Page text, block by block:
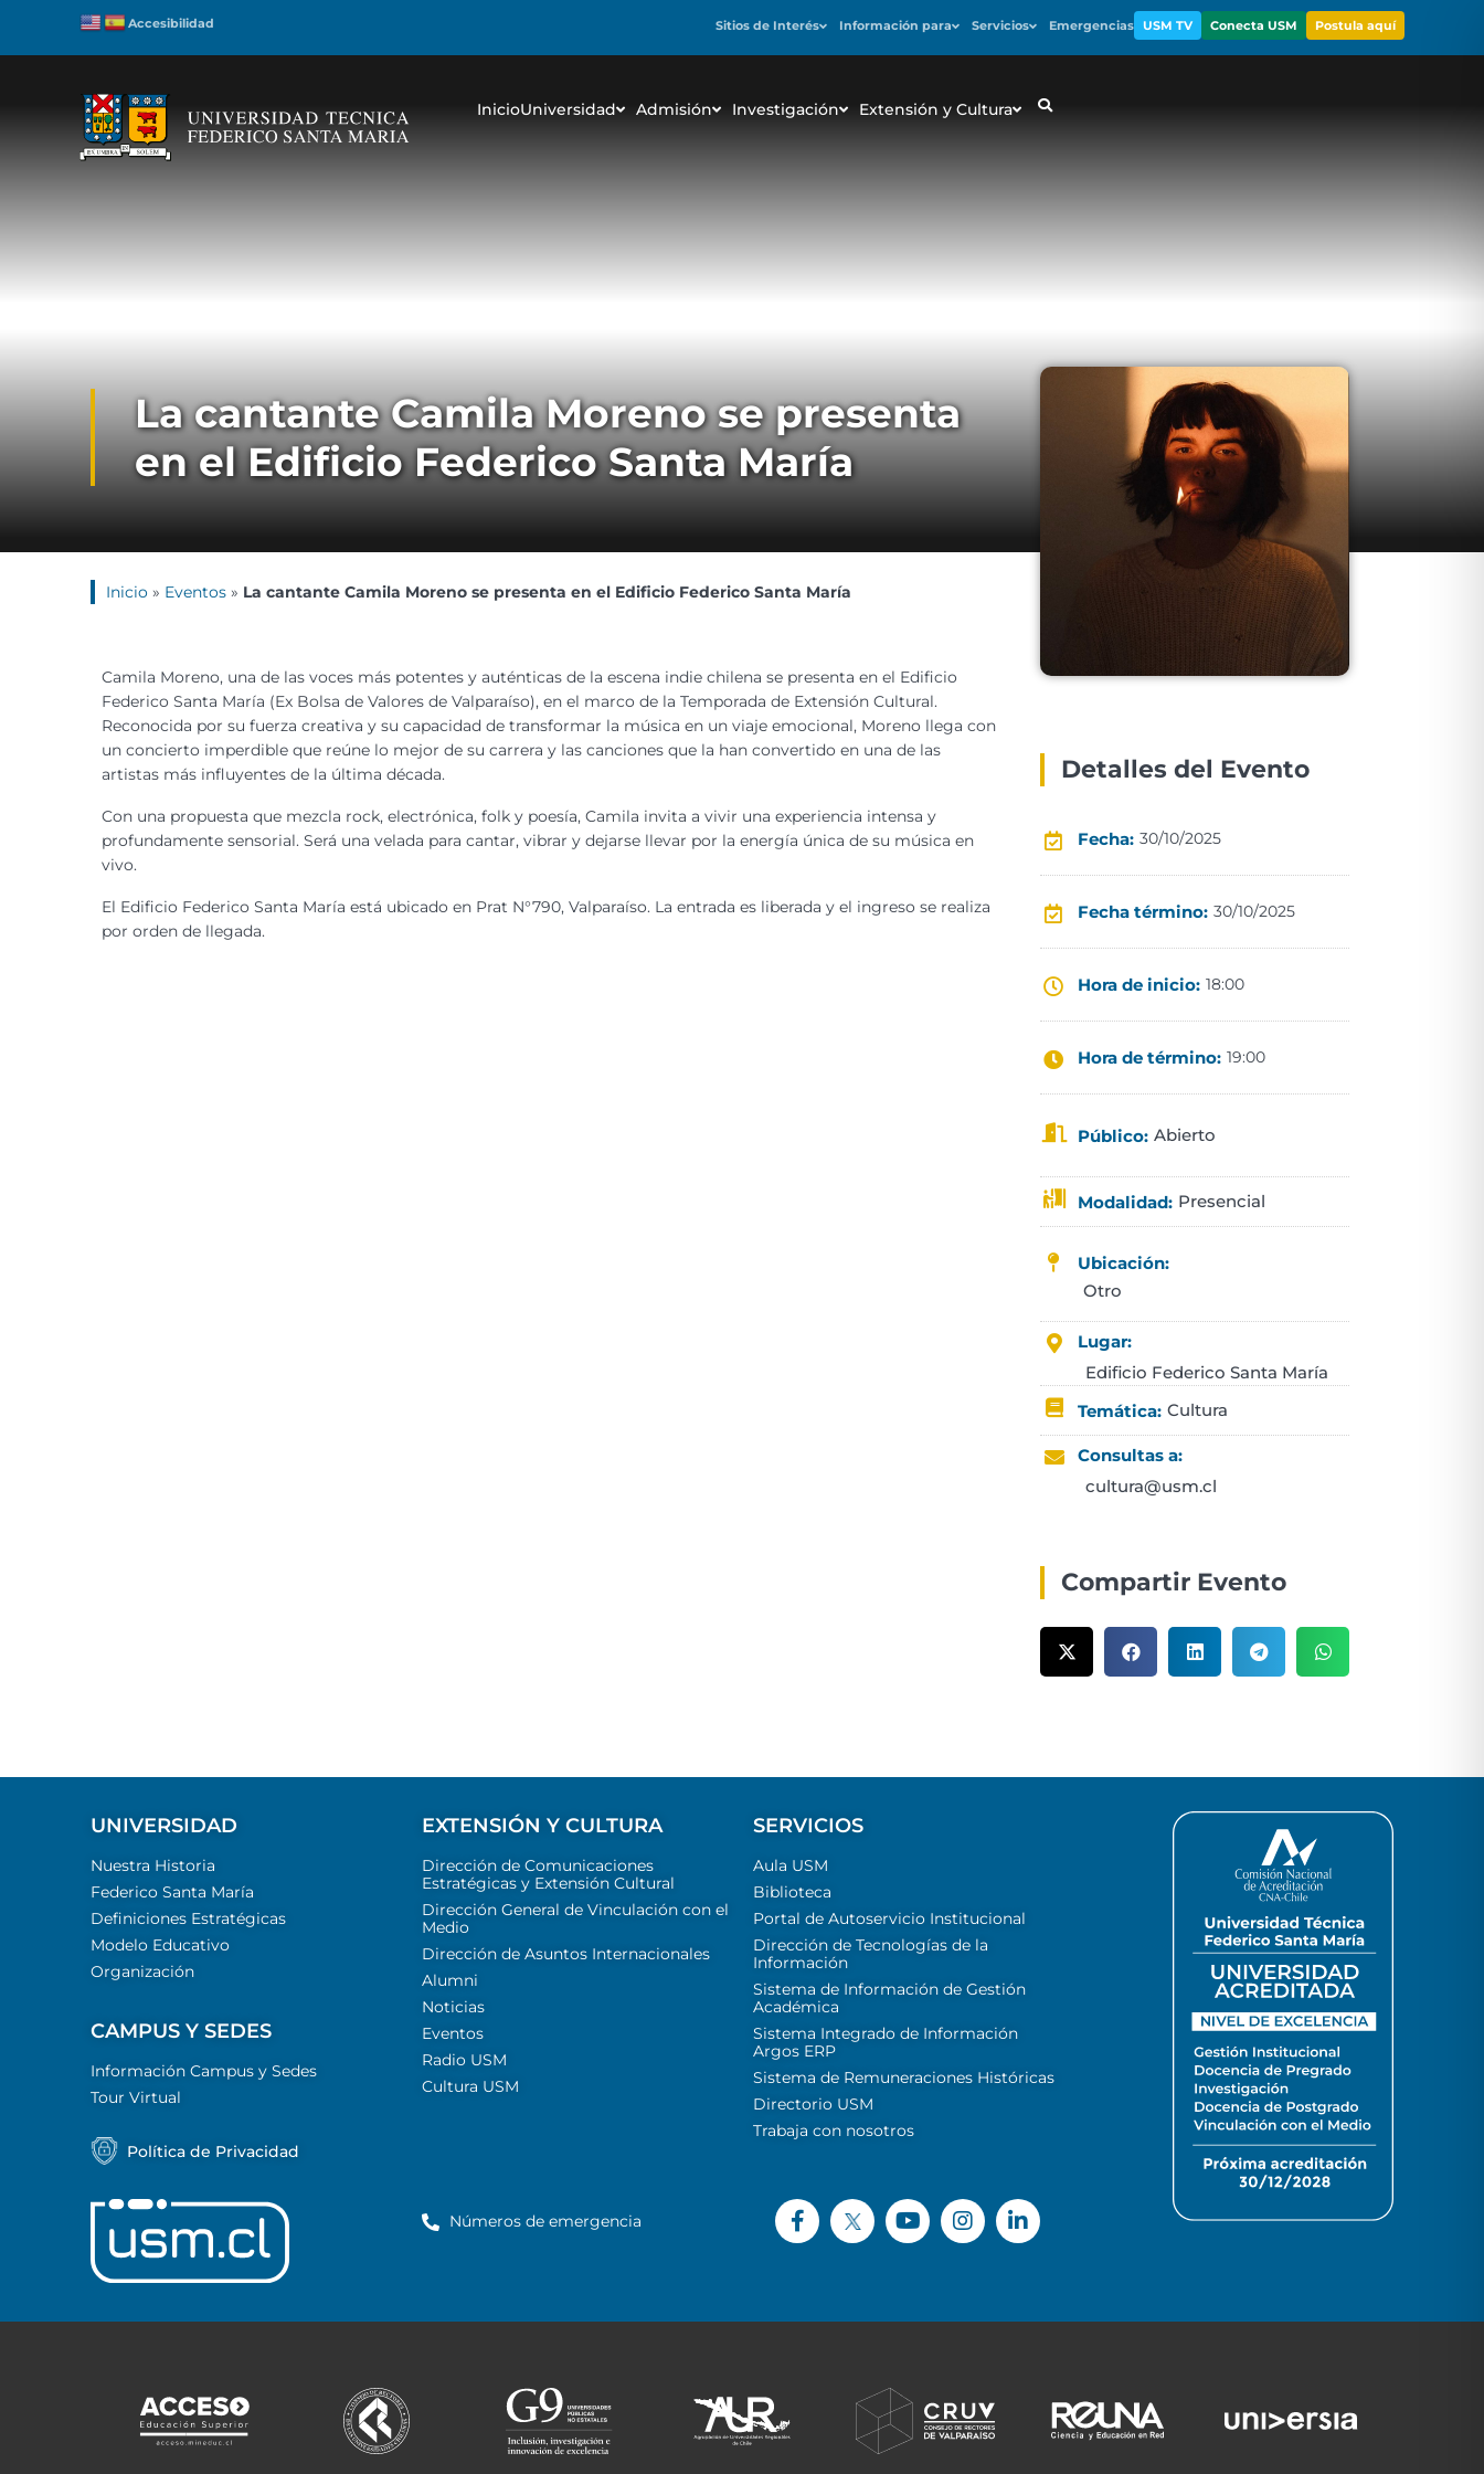
Accesibilidad Sitios de Interés Información para Servicios Emergencias USM TV Conecta USM Postula aquí
InicioUniversidad Admisión Investigación Extensión y Cultura
La cantante Camila Moreno se presenta
en el Edificio Federico Santa María
Inicio » Eventos » La cantante Camila Moreno se presenta en el Edificio Federico Santa María
Camila Moreno, una de las voces más potentes y auténticas de la escena indie chilena se presenta en el Edificio
Federico Santa María (Ex Bolsa de Valores de Valparaíso), en el marco de la Temporada de Extensión Cultural.
Reconocida por su fuerza creativa y su capacidad de transformar la música en un viaje emocional, Moreno llega con
un concierto imperdible que reúne lo mejor de su carrera y las canciones que la han convertido en una de las
artistas más influyentes de la última década.
Con una propuesta que mezcla rock, electrónica, folk y poesía, Camila invita a vivir una experiencia intensa y
profundamente sensorial. Será una velada para cantar, vibrar y dejarse llevar por la energía única de su música en
vivo.
El Edificio Federico Santa María está ubicado en Prat N°790, Valparaíso. La entrada es liberada y el ingreso se realiza
por orden de llegada.
Detalles del Evento
Fecha: 30/10/2025
Fecha término: 30/10/2025
Hora de inicio: 18:00
Hora de término: 19:00
Público: Abierto
Modalidad: Presencial
Ubicación:
Otro
Lugar:
Edificio Federico Santa María
Temática: Cultura
Consultas a:
cultura@usm.cl
Compartir Evento
UNIVERSIDAD
Nuestra Historia
Federico Santa María
Definiciones Estratégicas
Modelo Educativo
Organización
CAMPUS Y SEDES
Información Campus y Sedes
Tour Virtual
Política de Privacidad
EXTENSIÓN Y CULTURA
Dirección de Comunicaciones
Estratégicas y Extensión Cultural
Dirección General de Vinculación con el
Medio
Dirección de Asuntos Internacionales
Alumni
Noticias
Eventos
Radio USM
Cultura USM
SERVICIOS
Aula USM
Biblioteca
Portal de Autoservicio Institucional
Dirección de Tecnologías de la
Información
Sistema de Información de Gestión
Académica
Sistema Integrado de Información
Argos ERP
Sistema de Remuneraciones Históricas
Directorio USM
Trabaja con nosotros
Números de emergencia